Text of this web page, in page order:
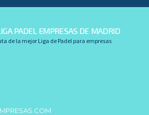
PADEL EMPRESAS DE MADRID
de la mejor Liga de Padel para empresas